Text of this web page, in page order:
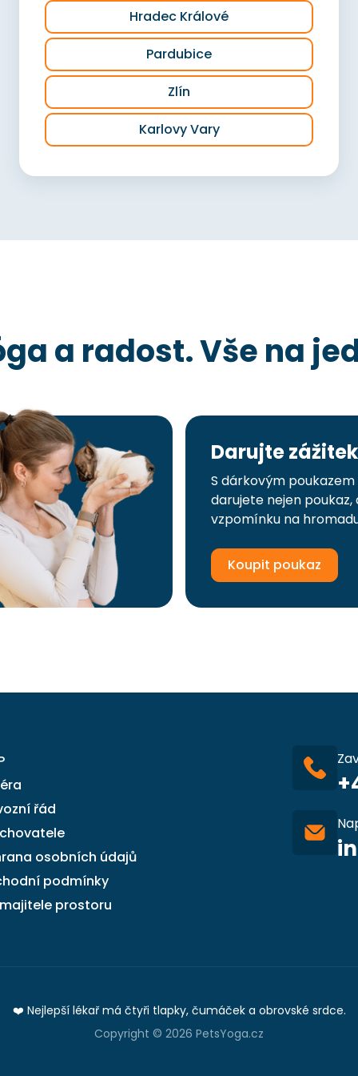
Hradec Králové
Pardubice
Zlín
Karlovy Vary
a radost. Vše na
Darujte
S dárkovým poukazem
darujete nejen
vzpomínku na
Koupit poukaz
řád
osobních údajů
podmínky
prostoru
❤️ Nejlepší lékař má čtyři tlapky, čumáček a obrovské srdce.
Copyright © 2026 PetsYoga.cz